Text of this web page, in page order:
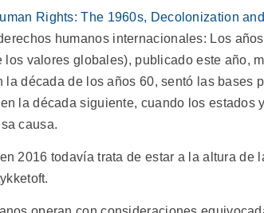
Rights: The 1960s, Decolonization
humanos internacionales: Los
valores globales), publicado este año,
década de los años 60, sentó las bases
la década siguiente, cuando los estados
causa.
2016 todavía trata de estar a la altura de